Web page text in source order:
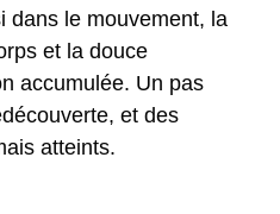
dans le mouvement, la
et la douce
accumulée. Un pas
et des
atteints.